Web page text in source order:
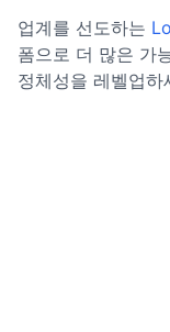
업계를 선도하는
폼으로 더 많은 가
정체성을 레벨업하